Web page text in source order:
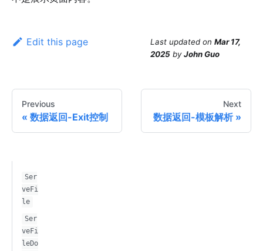
Edit this page Last updated on Mar 17,
2025 byJohn Guo
Previous
数据返回-Exit控制
Next
数据返回-模板解析
Ser
veFi
le
Ser
veFi
leDo